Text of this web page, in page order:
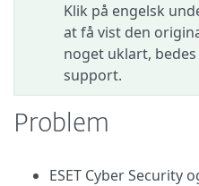
Klik på engelsk
at få vist den
noget uklart,
support.
Problem
ESET Cyber Security